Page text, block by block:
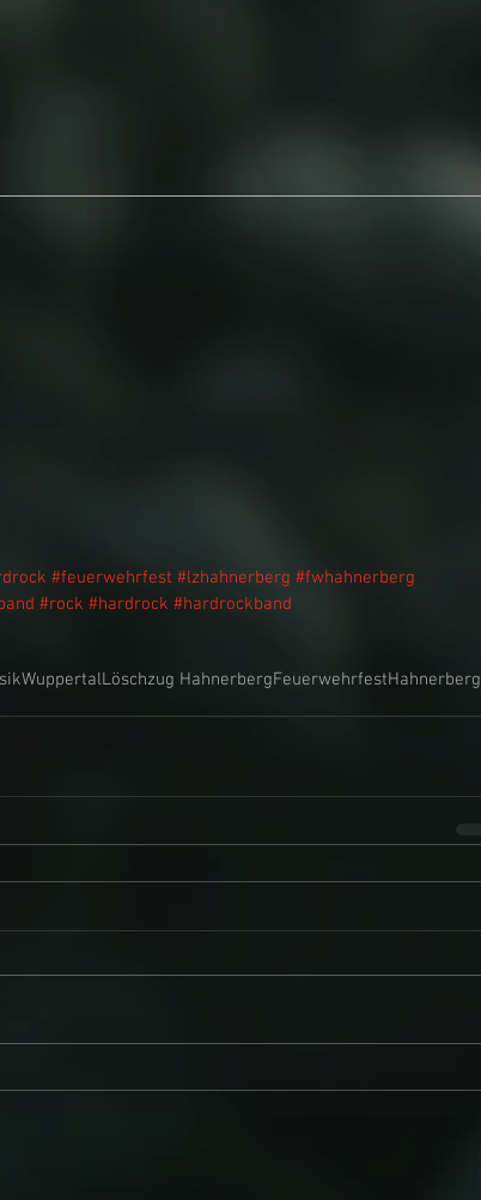
#feuerwehrfest #lzhahnerberg #fwhahnerberg
#rock #hardrock #hardrockband
WuppertalLöschzug HahnerbergFeuerwehrfestHahnerberg